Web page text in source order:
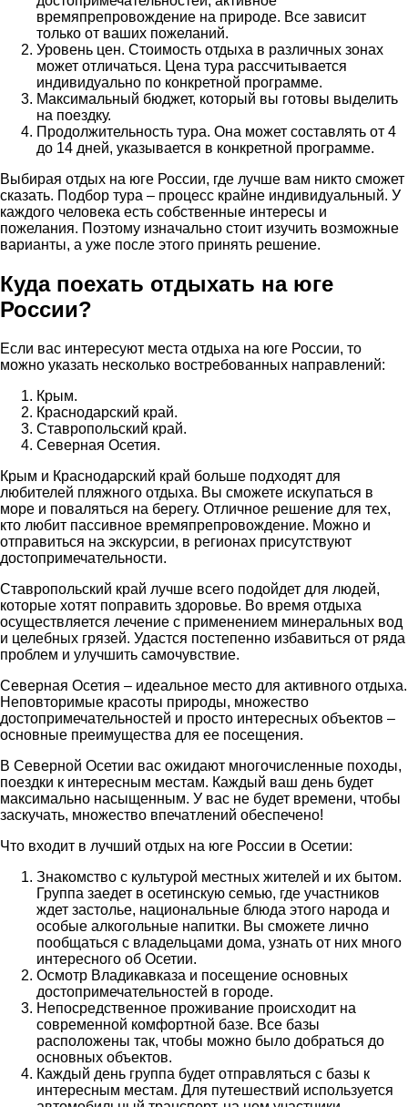
времяпрепровождение на природе. Все зависит
только от ваших пожеланий.
Уровень цен. Стоимость отдыха в различных зонах
может отличаться. Цена тура рассчитывается
индивидуально по конкретной программе.
Максимальный бюджет, который вы готовы выделить
на поездку.
Продолжительность тура. Она может составлять от 4
до 14 дней, указывается в конкретной программе.
Выбирая отдых на юге России, где лучше вам никто сможет
сказать. Подбор тура – процесс крайне индивидуальный. У
каждого человека есть собственные интересы и
пожелания. Поэтому изначально стоит изучить возможные
варианты, а уже после этого принять решение.
Куда поехать отдыхать на юге
России?
Если вас интересуют места отдыха на юге России, то
можно указать несколько востребованных направлений:
Крым.
Краснодарский край.
Ставропольский край.
Северная Осетия.
Крым и Краснодарский край больше подходят для
любителей пляжного отдыха. Вы сможете искупаться в
море и поваляться на берегу. Отличное решение для тех,
кто любит пассивное времяпрепровождение. Можно и
отправиться на экскурсии, в регионах присутствуют
достопримечательности.
Ставропольский край лучше всего подойдет для людей,
которые хотят поправить здоровье. Во время отдыха
осуществляется лечение с применением минеральных вод
и целебных грязей. Удастся постепенно избавиться от ряда
проблем и улучшить самочувствие.
Северная Осетия – идеальное место для активного отдыха.
Неповторимые красоты природы, множество
достопримечательностей и просто интересных объектов –
основные преимущества для ее посещения.
В Северной Осетии вас ожидают многочисленные походы,
поездки к интересным местам. Каждый ваш день будет
максимально насыщенным. У вас не будет времени, чтобы
заскучать, множество впечатлений обеспечено!
Что входит в лучший отдых на юге России в Осетии:
Знакомство с культурой местных жителей и их бытом.
Группа заедет в осетинскую семью, где участников
ждет застолье, национальные блюда этого народа и
особые алкогольные напитки. Вы сможете лично
пообщаться с владельцами дома, узнать от них много
интересного об Осетии.
Осмотр Владикавказа и посещение основных
достопримечательностей в городе.
Непосредственное проживание происходит на
современной комфортной базе. Все базы
расположены так, чтобы можно было добраться до
основных объектов.
Каждый день группа будет отправляться с базы к
интересным местам. Для путешествий используется